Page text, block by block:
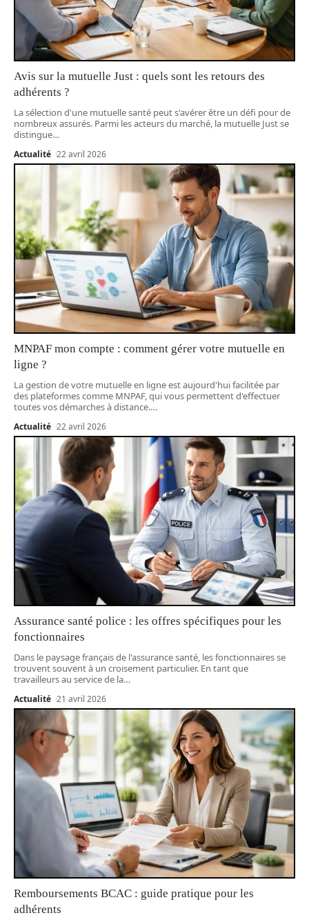
Avis sur la mutuelle Just : quels sont les retours des
adhérents ?
La sélection d'une mutuelle santé peut s'avérer être un défi pour de
nombreux assurés. Parmi les acteurs du marché, la mutuelle Just se
distingue…
Actualité 22 avril 2026
MNPAF mon compte : comment gérer votre mutuelle en
ligne ?
La gestion de votre mutuelle en ligne est aujourd'hui facilitée par
des plateformes comme MNPAF, qui vous permettent d'effectuer
toutes vos démarches à distance.…
Actualité 22 avril 2026
Assurance santé police : les offres spécifiques pour les
fonctionnaires
Dans le paysage français de l'assurance santé, les fonctionnaires se
trouvent souvent à un croisement particulier. En tant que
travailleurs au service de la…
Actualité 21 avril 2026
Remboursements BCAC : guide pratique pour les
adhérents